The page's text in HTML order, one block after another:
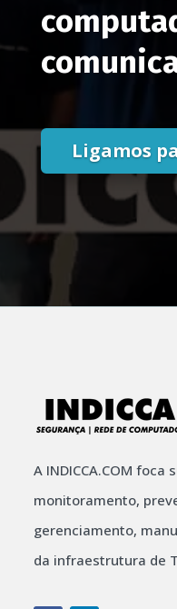
Ligamos
A INDICCA.COM
monitoramento,
gerenciamento,
da infraestrutura de